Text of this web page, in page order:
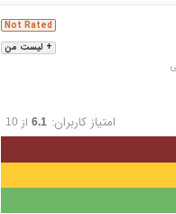
+ لیست من
Not Rated
امتیاز کاربران: 6.1 از 10